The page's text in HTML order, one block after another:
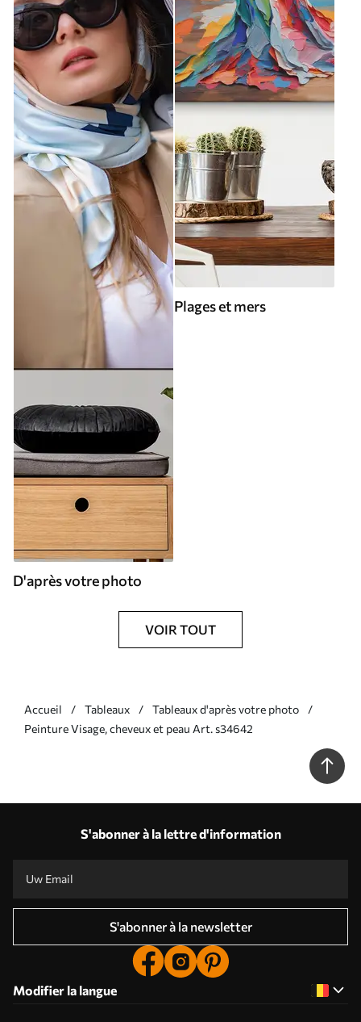
D'après votre photo
Plages et mers
VOIR TOUT
Accueil Tableaux
Tableaux d'après votre photo
Peinture Visage, cheveux et peau Art. s34642
S'abonner à la lettre d'information
S'abonner à la newsletter
Modifier la langue